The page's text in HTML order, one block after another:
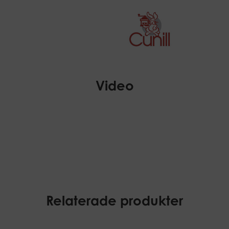
Video
Relaterade produkter